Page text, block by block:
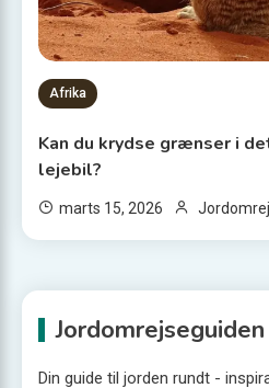
Afrika
Kan du krydse grænser i
lejebil?
marts 15, 2026
Jordomrejseguiden
Din guide til jorden rundt -